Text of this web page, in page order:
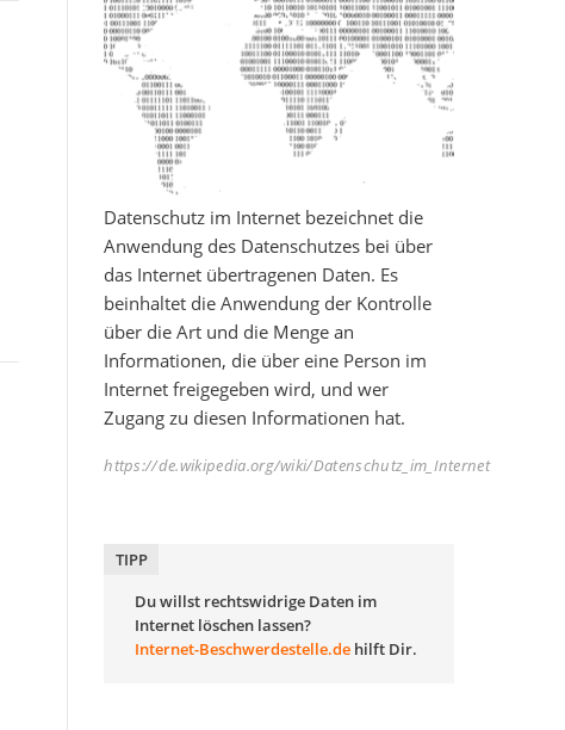
Datenschutz im Internet bezeichnet die
Anwendung des Datenschutzes bei über
das Internet übertragenen Daten. Es
beinhaltet die Anwendung der Kontrolle
über die Art und die Menge an
Informationen, die über eine Person im
Internet freigegeben wird, und wer
Zugang zu diesen Informationen hat.
https://de.wikipedia.org/wiki/Datenschutz_im_Internet
TIPP
Du willst rechtswidrige Daten im
Internet löschen lassen?
Internet-Beschwerdestelle.dehilft Dir.